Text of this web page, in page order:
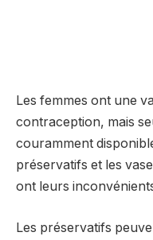
Les femmes ont une
contraception, mais
couramment
préservatifs et les
ont leurs
Les préservatifs